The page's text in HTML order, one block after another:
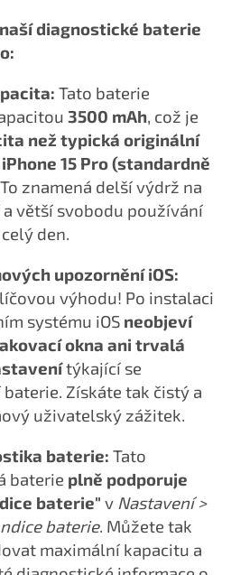
diagnostické baterie
Tato baterie
3500 mAh, což je
než typická originální
15 Pro (standardně
znamená delší výdrž na
větší svobodu používání
den.
upozornění iOS:
výhodu! Po instalaci
systému iOS neobjeví
okna ani trvalá
týkající se
Získáte tak čistý a
uživatelský zážitek.
baterie: Tato
baterie plně podporuje
baterie" v Nastavení >
baterie. Můžete tak
maximální kapacitu a